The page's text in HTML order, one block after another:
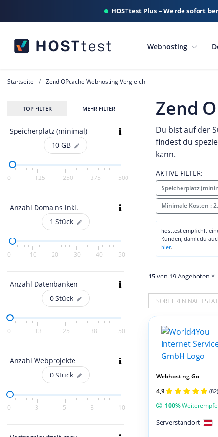
HOSTtest Plus – Werde sofort
Webhosting
Startseite Zend OPcache Webhosting Vergleich
TOP FILTER MEHR FILTER
Speicherplatz (minimal)
10 GB
0 125 250 375 500
Anzahl Domains inkl.
1 Stück
0 10 20 30 40 50
Anzahl Datenbanken
0 Stück
0 13 25 38 50
Anzahl Webprojekte
0 Stück
0 3 5 8 10
Zend
Du bist auf der
findest du
kann.
AKTIVE FILTER:
Speicherplatz
Minimale Kosten :
hosttest empfiehlt
Kunden, damit du
hier.
15von 19 Angeboten.*
SORTIEREN NACH
Webhosting Go
4,9 (82)
100%
Serverstandort